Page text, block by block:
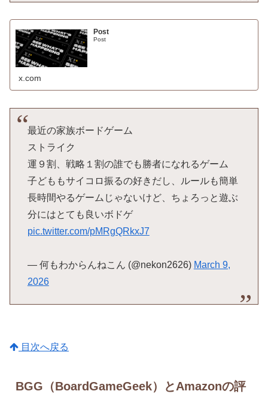
Post
Post
x.com
最近の家族ボードゲーム
ストライク
運９割、戦略１割の誰でも勝者になれるゲーム
子どももサイコロ振るの好きだし、ルールも簡単
長時間やるゲームじゃないけど、ちょろっと遊ぶ
分にはとても良いボドゲ
pic.twitter.com/pMRgQRkxJ7
— 何もわからんねこん (@nekon2626) March 9,
2026
目次へ戻る
BGG（BoardGameGeek）とAmazonの評